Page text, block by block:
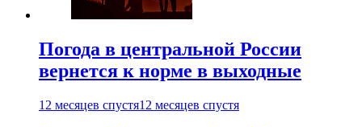
Погода в центральной России
вернется к норме в выходные
12 месяцев спустя12 месяцев спустя